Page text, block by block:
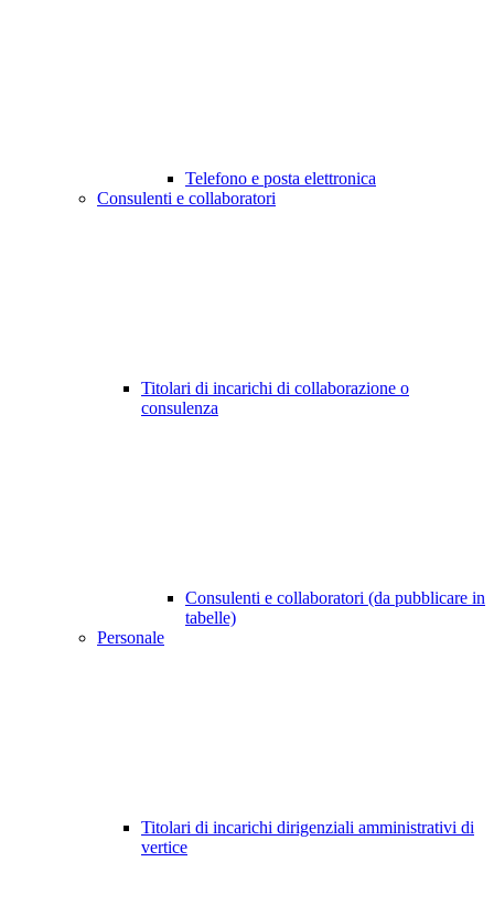
Telefono e posta elettronica
Consulenti e collaboratori
Titolari di incarichi di collaborazione o
consulenza
Consulenti e collaboratori (da pubblicare in
tabelle)
Personale
Titolari di incarichi dirigenziali amministrativi di
vertice